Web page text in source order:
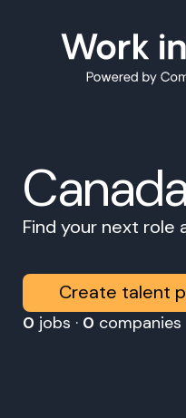
Find your next
Create talent
0 jobs · 0 companies